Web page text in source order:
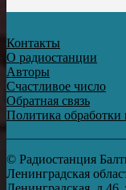
Контакты
О радиостанции
Авторы
Счастливое число
Обратная связь
Политика
© Радиостанция
Ленинградская